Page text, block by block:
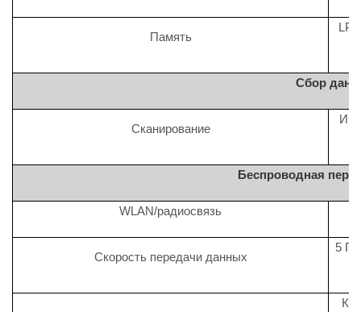
Память
Сбор
Сканирование
Беспроводная
WLAN/радиосвязь
Скорость передачи данных
5